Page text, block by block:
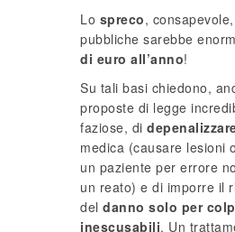
Lo spreco,
pubbliche sarebbe
di euro all’anno!
Su tali basi chiedono,
proposte di legge
faziose, di
medica (causare lesioni
un paziente per errore
un reato) e di imporre il
del danno solo per
inescusabili. Un